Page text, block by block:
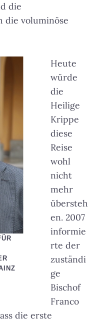
die
die voluminöse
Heute
würde
die
Heilige
Krippe
diese
Reise
wohl
nicht
mehr
übersteh
en. 2007
informie
rte der
zuständi
ge
Bischof
Franco
die erste